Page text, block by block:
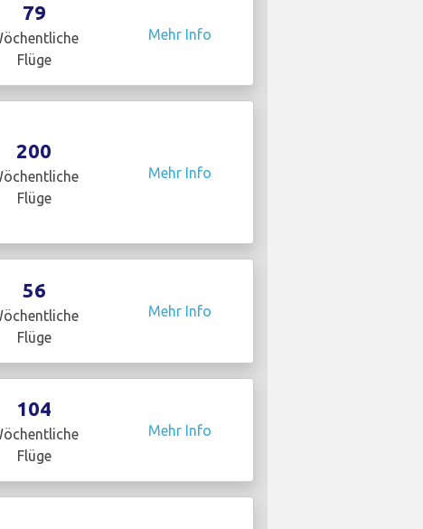
79
Flüge
Mehr Info
200
Flüge
Mehr Info
56
Flüge
Mehr Info
104
Flüge
Mehr Info